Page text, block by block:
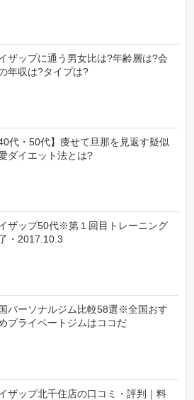
ザップに通う男女比は?年齢層は?会
年収は?タイプは?
40代・50代】痩せて旦那を見返す疑似
ダイエット法とは?
ザップ50代※第１回目トレーニング
・2017.10.3
パーソナルジム比較58選※全国おす
プライベートジムはココだ
ザップ北千住店の口コミ・評判｜料